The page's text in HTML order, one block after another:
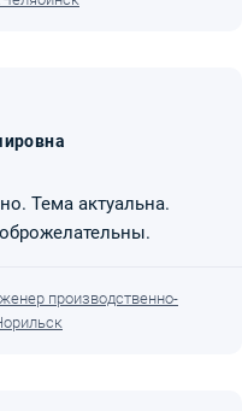
Тема актуальна.
производственно-